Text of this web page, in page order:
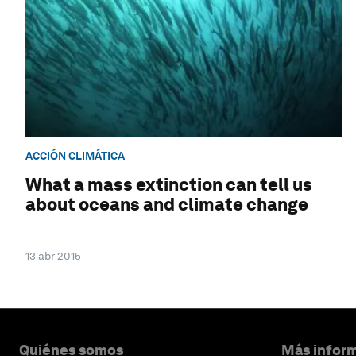
ACCIÓN CLIMÁTICA
What a mass extinction can tell us
about oceans and climate change
13 abr 2015
Quiénes somos Más